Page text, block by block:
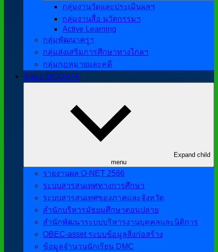
กลุ่มงานวัดและประเมินผลฯ
กลุ่มงานสื่อ นวัตกรรมฯ
Active Learning
กลุ่มพัฒนาครูฯ
กลุ่มส่งเสริมการศึกษาทางไกลฯ
กลุ่มกฎหมายและคดี
ข้อมูล BIGDATA
Expand child
menu
รายงานผล O-NET 2566
ระบบสารสนเทศทางการศึกษา
ระบบสารสนเทศของภาคและจังหวัด
สำนักบริหารมัธยมศึกษาตอนปลาย
สำนักพัฒนาระบบบริหารงานบุคคลและนิติการ
OBEC-asset ระบบข้อมูลสิ่งก่อสร้าง
ข้อมูลจำนวนนักเรียน DMC